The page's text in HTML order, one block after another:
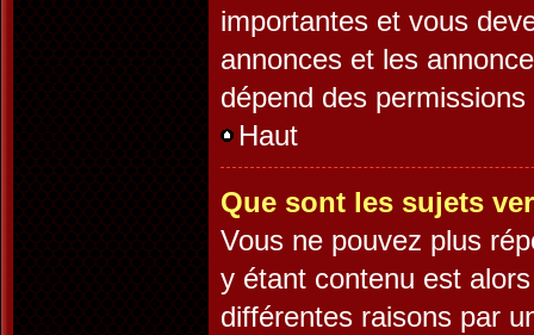
importantes et vous
annonces et les
dépend des
Haut
Que sont les sujets
Vous ne pouvez plus
y étant contenu est
différentes raisons par